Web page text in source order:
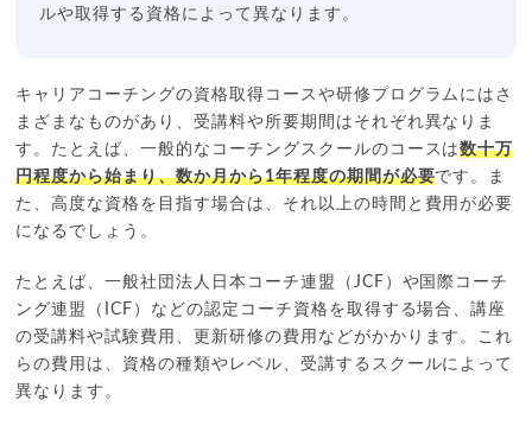
ルや取得する資格によって異なります。
キャリアコーチングの資格取得コースや研修プログラムにはさ
まざまなものがあり、受講料や所要期間はそれぞれ異なりま
す。たとえば、一般的なコーチングスクールのコースは数十万
円程度から始まり、数か月から1年程度の期間が必要です。ま
た、高度な資格を目指す場合は、それ以上の時間と費用が必要
になるでしょう。
たとえば、一般社団法人日本コーチ連盟（JCF）や国際コーチ
ング連盟（ICF）などの認定コーチ資格を取得する場合、講座
の受講料や試験費用、更新研修の費用などがかかります。これ
らの費用は、資格の種類やレベル、受講するスクールによって
異なります。